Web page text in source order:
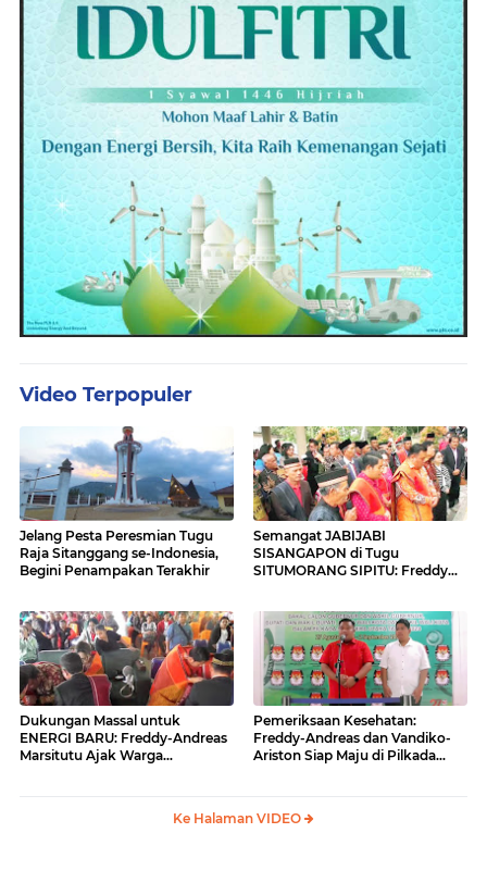
Video Terpopuler
Jelang Pesta Peresmian Tugu
Raja Sitanggang se-Indonesia,
Begini Penampakan Terakhir
Semangat JABIJABI
SISANGAPON di Tugu
SITUMORANG SIPITU: Freddy
Dukungan Massal untuk
ENERGI BARU: Freddy-Andreas
Marsitutu Ajak Warga
Pemeriksaan Kesehatan:
Freddy-Andreas dan Vandiko-
Ariston Siap Maju di Pilkada
Ke Halaman VIDEO